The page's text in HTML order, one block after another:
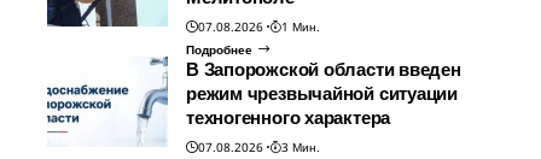
07.08.2026
1 Мин.
Подробнее
В Запорожской области введен
режим чрезвычайной ситуации
техногенного характера
07.08.2026
3 Мин.